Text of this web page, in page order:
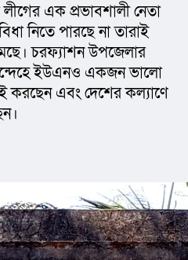
এক প্রভাবশালী নেতা
নিতে পারছে না তারাই
চরফ্যাশন উপজেলার
ইউএনও একজন ভালো
করছেন এবং দেশের কল্যাণে